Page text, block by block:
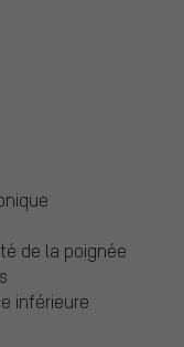
de la poignée
inférieure